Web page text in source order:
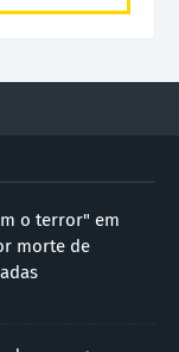
o terror" em
morte de